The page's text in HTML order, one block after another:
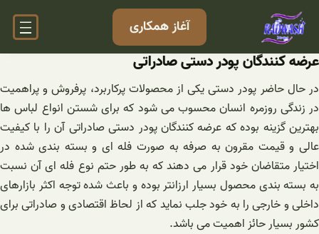
رفتن
آغاز همکاری
عرضه کنندگان پودر دستی صادراتی
در حال حاضر پودر دستی یکی از محصولات پرکاربرد، پرفروش و پراهمیت
در زندگی روزمره انسان محسوب می شود که برای شستن انواع لباس ها
بهترین گزینه بوده که عرضه کنندگان پودر دستی صادراتی آن را با کیفیت
عالی و قیمت مقرون به صرفه به صورت فله ای و بسته بندی شده در
اختیار متقاضان خود قرار می دهند که به طور حتم نوع فله ای آن نسبت
به بسته بندی محصول بسیار ارزانتر بوده و باعث شده توجه اکثر بازارهای
داخلی و خارجی را به خود جلب نماید که از لحاظ اقتصادی و صادراتی برای
کشور بسیار حائز اهمیت می باشد.